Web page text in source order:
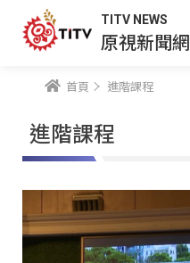
TITV NEWS
原視新聞網
首頁 進階課程
進階課程